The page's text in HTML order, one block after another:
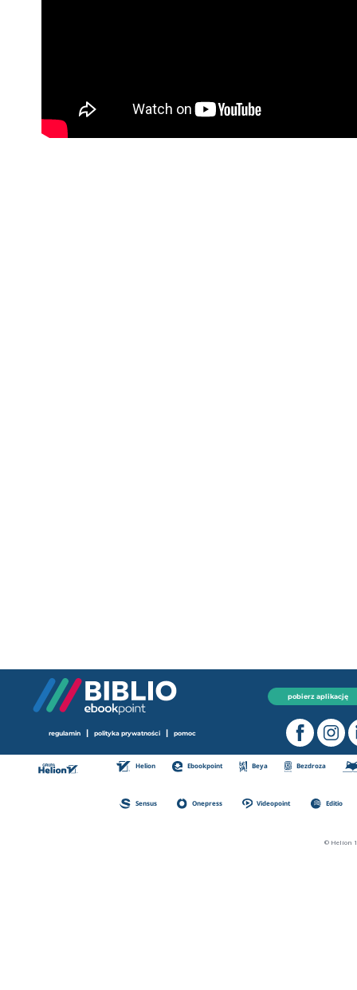
pobierz aplikację
regulamin | polityka prywatności | pomoc
Helion Ebookpoint Beya Bezdroza
Sensus Onepress Videopoint Editio
© Helion